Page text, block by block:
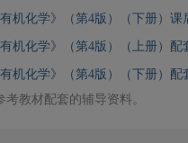
机化学》（第4版）（下册）
机化学》（第4版）（上册）
机化学》（第4版）（下册）
教材配套的辅导资料。